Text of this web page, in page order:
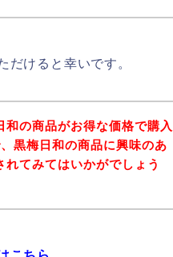
だけると幸いです。
の商品がお得な価格で購入
黒梅日和の商品に興味のあ
てみてはいかがでしょう